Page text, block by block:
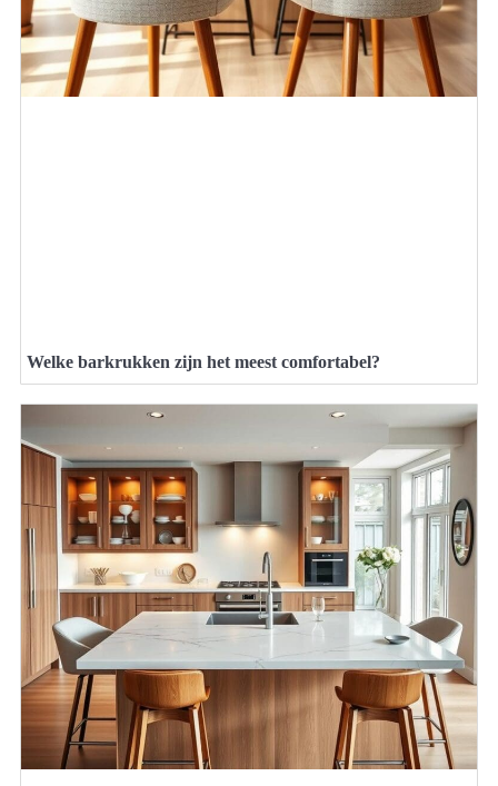
Welke barkrukken zijn het meest comfortabel?